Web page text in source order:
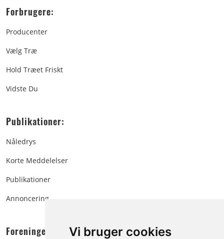
Vi bruger cookies
Forbrugere:
Producenter
Vælg Træ
Hold Træet Friskt
Vidste Du
Publikationer:
Nåledrys
Korte Meddelelser
Publikationer
Annoncering
Foreningen: